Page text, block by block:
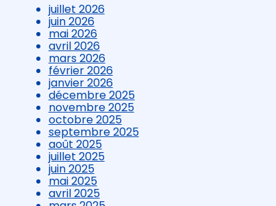
juillet 2026
juin 2026
mai 2026
avril 2026
mars 2026
février 2026
janvier 2026
décembre 2025
novembre 2025
octobre 2025
septembre 2025
août 2025
juillet 2025
juin 2025
mai 2025
avril 2025